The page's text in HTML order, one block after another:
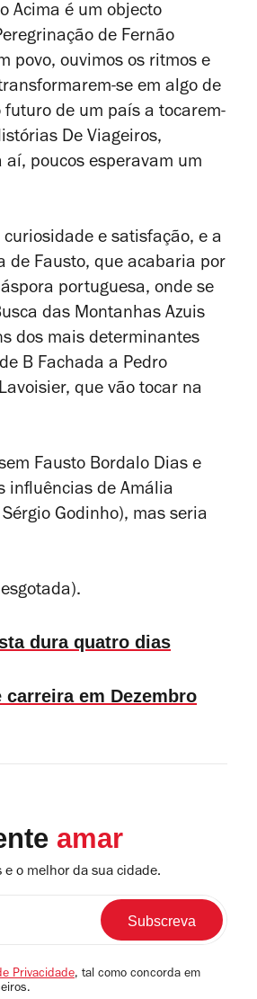
Acima é um objecto
de Fernão
povo, ouvimos os ritmos e
se em algo de
futuro de um país a tocarem-
De Viageiros,
poucos esperavam um
e satisfação, e a
de Fausto, que acabaria por
portuguesa, onde se
das Montanhas Azuis
dos mais determinantes
B Fachada a Pedro
que vão tocar na
Fausto Bordalo Dias e
influências de Amália
Godinho), mas seria
dura quatro dias
em Dezembro
amar
e o melhor da sua cidade.
Privacidade, tal como concorda em